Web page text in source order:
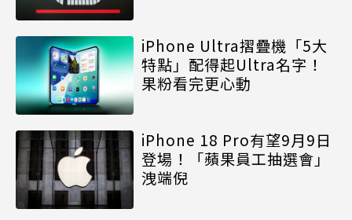
iPhone Ultra摺疊機「5大
特點」配得起Ultra名字！
果粉看完更心動
iPhone 18 Pro有望9月9日
登場！「蘋果員工抽選會」
洩端倪